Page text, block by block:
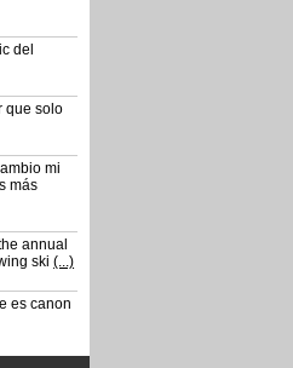
del
que solo
mi
más
annual
ski(...)
es canon